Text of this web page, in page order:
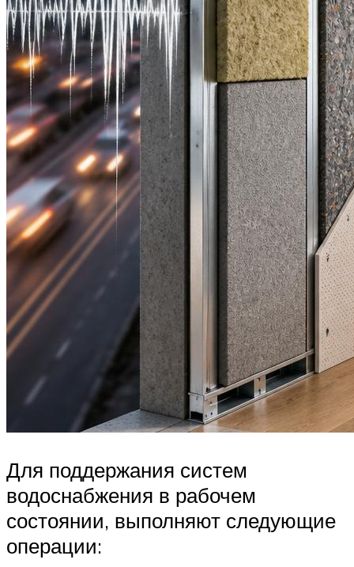
Для поддержания систем
водоснабжения в рабочем
состоянии, выполняют следующие
операции: